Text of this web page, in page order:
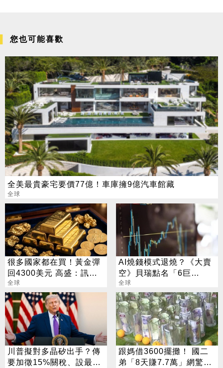
您也可能喜歡
全美最貴豪宅要價77億！車庫擁9億汽車館藏
全球
很多國家都在買！黃金彈
回4300美元 高盛：訊號
來了
全球
AI燒錢模式退燒？《大賣
空》貝瑞點名「6巨
頭」：市場已經投票
全球
川普擬對多晶矽出手？傳
要加徵15%關稅、設最低
跟媽借3600擺攤！ 國二
弟「8天賺7.7萬」網驚